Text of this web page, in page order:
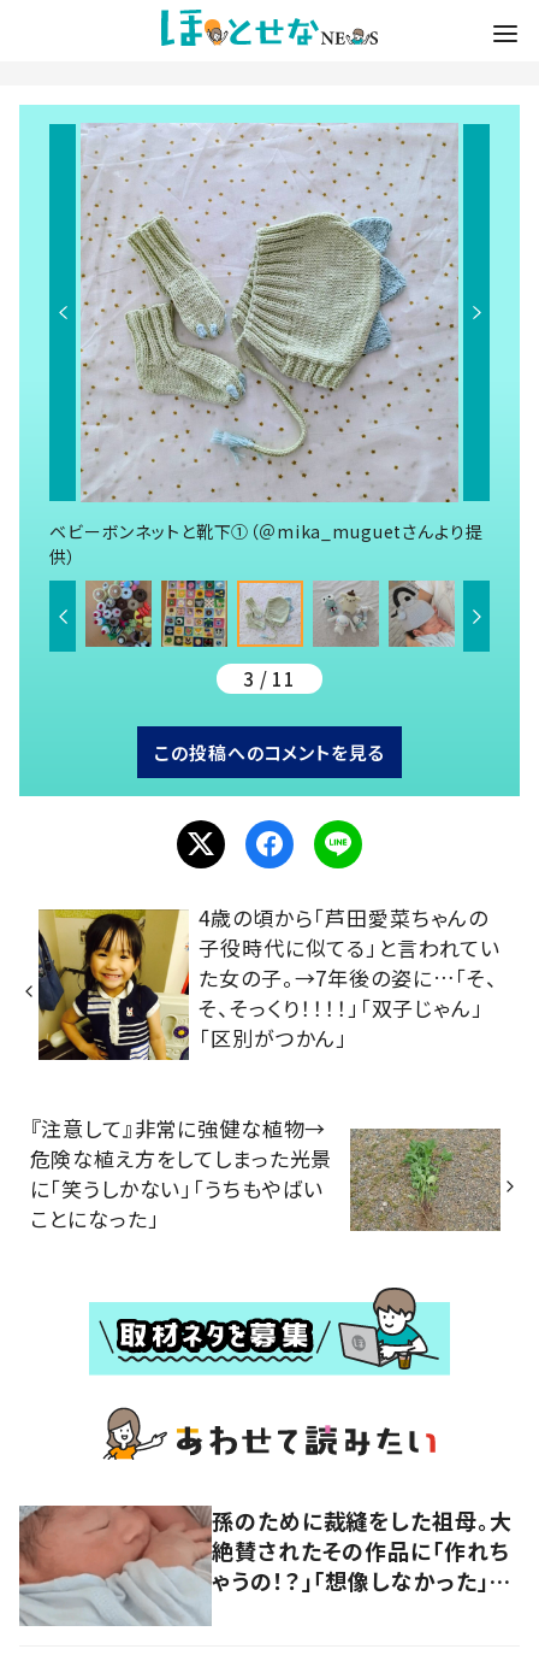
ベビーボンネットと靴下①（＠mika_muguetさんより提
供）
3 / 11
この投稿へのコメントを見る
4歳の頃から「芦田愛菜ちゃんの
子役時代に似てる」と言われてい
た女の子。→7年後の姿に…「そ、
そ、そっくり！！！！」「双子じゃん」
「区別がつかん」
『注意して』非常に強健な植物→
危険な植え方をしてしまった光景
に「笑うしかない」「うちもやばい
ことになった」
孫のために裁縫をした祖母。大
絶賛されたその作品に「作れち
ゃうの！？」「想像しなかった」